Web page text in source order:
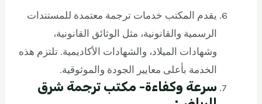
يقدم المكتب خدمات ترجمة معتمدة للمستندات
الرسمية والقانونية، مثل الوثائق القانونية،
وشهادات الميلاد، والشهادات الأكاديمية. تلتزم هذه
الخدمة بأعلى معايير الجودة والموثوقية.
سرعة وكفاءة- مكتب ترجمة شرق